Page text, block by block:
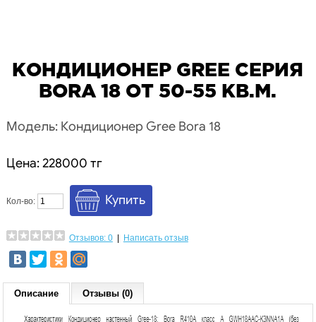
КОНДИЦИОНЕР GREE СЕРИЯ
BORA 18 ОТ 50-55 КВ.М.
Модель: Кондиционер Gree Bora 18
Цена: 228000 тг
Кол-во:
Отзывов: 0| Написать отзыв
Описание Отзывы (0)